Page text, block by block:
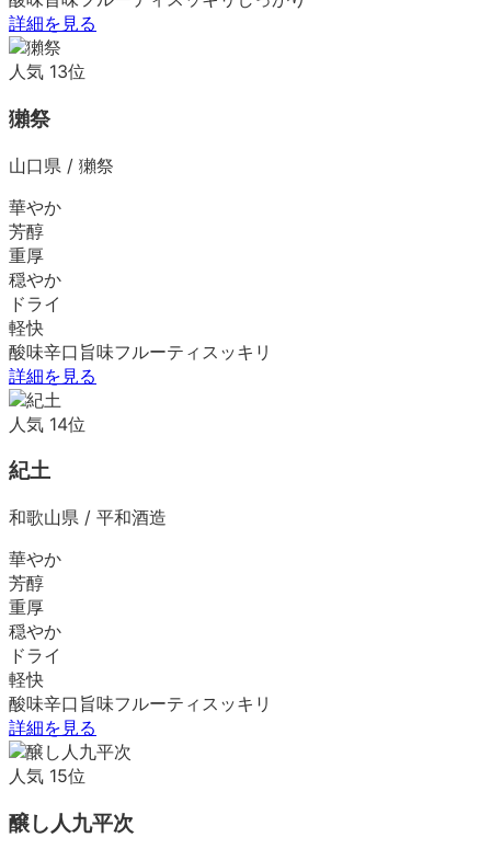
詳細を見る
人気 13位
獺祭
山口県 / 獺祭
華やか
芳醇
重厚
穏やか
ドライ
軽快
酸味辛口 旨味フルーティ スッキリ
詳細を見る
人気 14位
紀土
和歌山県 / 平和酒造
華やか
芳醇
重厚
穏やか
ドライ
軽快
酸味辛口 旨味フルーティ スッキリ
詳細を見る
人気 15位
醸し人九平次